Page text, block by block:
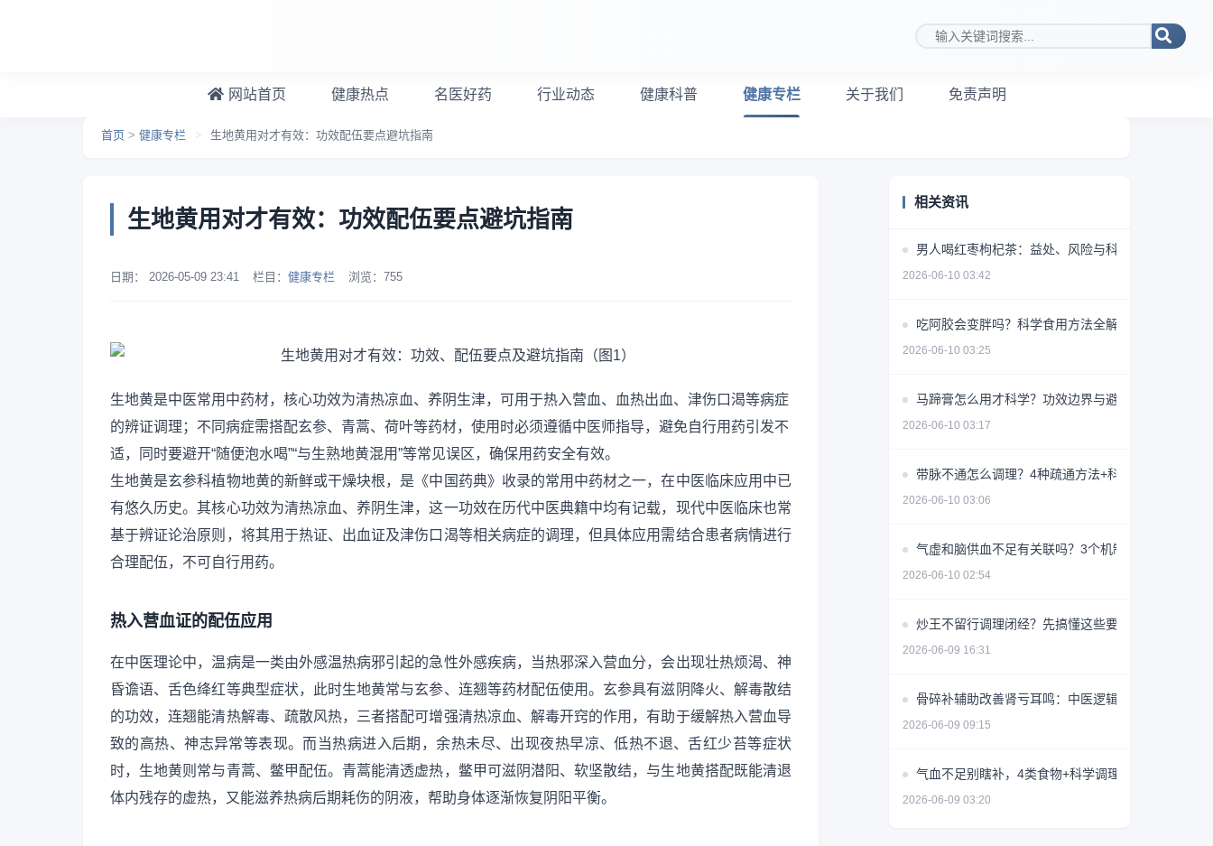
搜索关键词
网站首页 健康热点 名医好药 行业动态 健康科普 健康专栏 关于我们 免责声明
首页 > 健康专栏 > 生地黄用对才有效：功效配伍要点避坑指南
生地黄用对才有效：功效配伍要点避坑指南
日期： 2026-05-09 23:41 栏目： 健康专栏 浏览： 755
生地黄是中医常用中药材，核心功效为清热凉血、养阴生津，可用于热入营血、血热出血、津伤口渴等病症
的辨证调理；不同病症需搭配玄参、青蒿、荷叶等药材，使用时必须遵循中医师指导，避免自行用药引发不
适，同时要避开“随便泡水喝”“与生熟地黄混用”等常见误区，确保用药安全有效。
生地黄是玄参科植物地黄的新鲜或干燥块根，是《中国药典》收录的常用中药材之一，在中医临床应用中已
有悠久历史。其核心功效为清热凉血、养阴生津，这一功效在历代中医典籍中均有记载，现代中医临床也常
基于辨证论治原则，将其用于热证、出血证及津伤口渴等相关病症的调理，但具体应用需结合患者病情进行
合理配伍，不可自行用药。
热入营血证的配伍应用
在中医理论中，温病是一类由外感温热病邪引起的急性外感疾病，当热邪深入营血分，会出现壮热烦渴、神
昏谵语、舌色绛红等典型症状，此时生地黄常与玄参、连翘等药材配伍使用。玄参具有滋阴降火、解毒散结
的功效，连翘能清热解毒、疏散风热，三者搭配可增强清热凉血、解毒开窍的作用，有助于缓解热入营血导
致的高热、神志异常等表现。而当热病进入后期，余热未尽、出现夜热早凉、低热不退、舌红少苔等症状
时，生地黄则常与青蒿、鳖甲配伍。青蒿能清透虚热，鳖甲可滋阴潜阳、软坚散结，与生地黄搭配既能清退
体内残存的虚热，又能滋养热病后期耗伤的阴液，帮助身体逐渐恢复阴阳平衡。
相关资讯
男人喝红枣枸杞茶：益处、风险与科学饮用指南
2026-06-10 03:42
吃阿胶会变胖吗？科学食用方法全解析
2026-06-10 03:25
马蹄膏怎么用才科学？功效边界与避坑指南
2026-06-10 03:17
带脉不通怎么调理？4种疏通方法+科学避坑指南
2026-06-10 03:06
气虚和脑供血不足有关联吗？3个机制揭秘
2026-06-10 02:54
炒王不留行调理闭经？先搞懂这些要点避免无效用药
2026-06-09 16:31
骨碎补辅助改善肾亏耳鸣：中医逻辑与使用指南
2026-06-09 09:15
气血不足别瞎补，4类食物+科学调理指南
2026-06-09 03:20